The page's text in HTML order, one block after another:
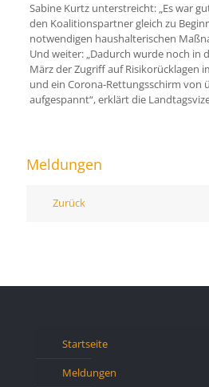
Sabine Kurtz unterstreicht: „Es war
den Koalitionspartner gleich zu
notwendigen haushalterischen
Und weiter: „Dadurch wurde noch in
März der Zugriff auf Risikorücklagen
und ein Corona-Rettungsschirm von
aufgespannt“, erklärt die
Meldungen
Zurück
Startseite
Meldungen